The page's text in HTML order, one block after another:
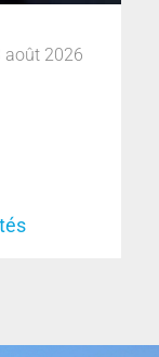
août 2026